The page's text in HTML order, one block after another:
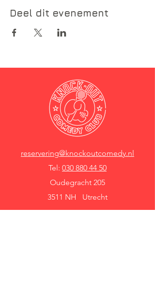
Deel dit evenement
reservering@knockoutcomedy.nl
Tel: 030 880 44 50
Oudegracht 205
3511 NH Utrecht